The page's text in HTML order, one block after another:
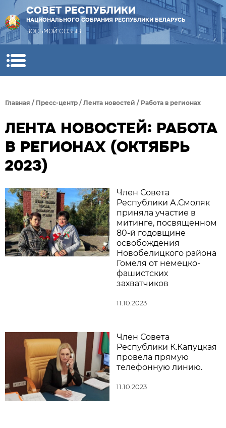
СОВЕТ РЕСПУБЛИКИ
НАЦИОНАЛЬНОГО СОБРАНИЯ РЕСПУБЛИКИ БЕЛАРУСЬ
ВОСЬМОЙ СОЗЫВ
Главная / Пресс-центр / Лента новостей / Работа в регионах
ЛЕНТА НОВОСТЕЙ: РАБОТА
В РЕГИОНАХ (ОКТЯБРЬ
2023)
Член Совета
Республики А.Смоляк
приняла участие в
митинге, посвященном
80-й годовщине
освобождения
Новобелицкого района
Гомеля от немецко-
фашистских
захватчиков
11.10.2023
Член Совета
Республики К.Капуцкая
провела прямую
телефонную линию.
11.10.2023